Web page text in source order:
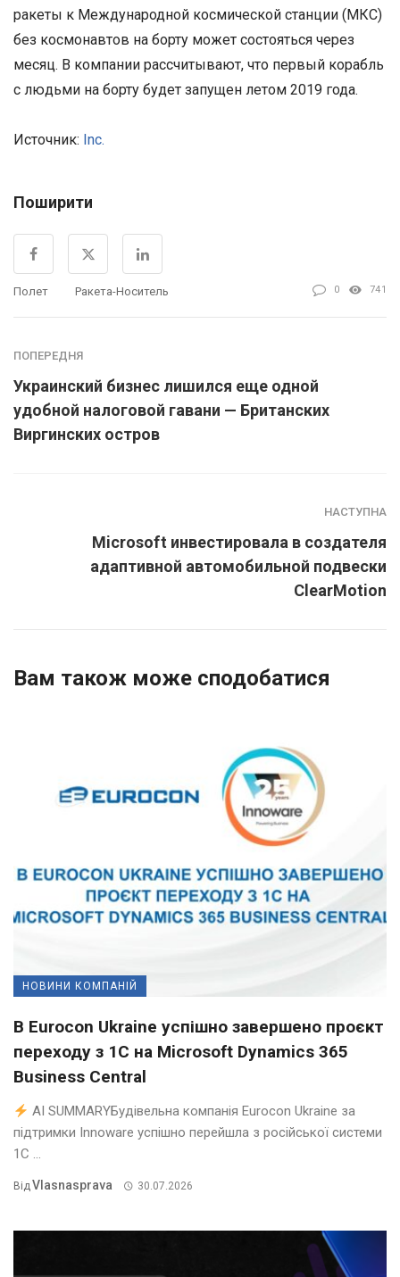
ракеты к Международной космической станции (МКС)
без космонавтов на борту может состояться через
месяц. В компании рассчитывают, что первый корабль
с людьми на борту будет запущен летом 2019 года.
Источник: Inc.
Поширити
Полет Ракета-Носитель 0 741
ПОПЕРЕДНЯ
Украинский бизнес лишился еще одной
удобной налоговой гавани — Британских
Виргинских остров
НАСТУПНА
Microsoft инвестировала в создателя
адаптивной автомобильной подвески
ClearMotion
Вам також може сподобатися
НОВИНИ КОМПАНІЙ
В Eurocon Ukraine успішно завершено проєкт
переходу з 1С на Microsoft Dynamics 365
Business Central
AI SUMMARYБудівельна компанія Eurocon Ukraine за
підтримки Innoware успішно перейшла з російської системи
1С ...
ВідVlasnasprava 30.07.2026